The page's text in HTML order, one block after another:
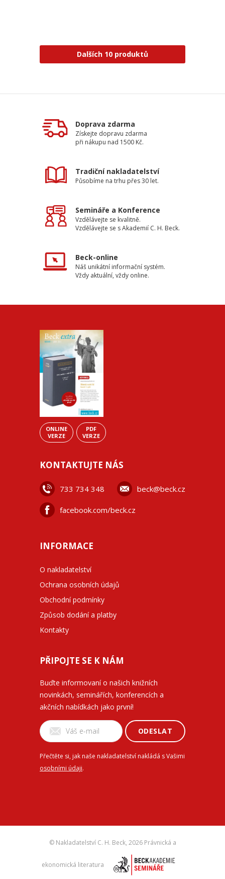
Dalších 10 produktů
Doprava zdarma
Získejte dopravu zdarma
při nákupu nad 1500 Kč.
Tradiční nakladatelství
Působíme na trhu přes 30 let.
Semináře a Konference
Vzdělávejte se kvalitně.
Vzdělávejte se s Akademií C. H. Beck.
Beck-online
Náš unikátní informační systém.
Vždy aktuální, vždy online.
ONLINE
VERZE
PDF
VERZE
KONTAKTUJTE NÁS
733 734 348 beck@beck.cz
facebook.com/beck.cz
INFORMACE
O nakladatelství
Ochrana osobních údajů
Obchodní podmínky
Způsob dodání a platby
Kontakty
PŘIPOJTE SE K NÁM
Buďte informovaní o našich knižních
novinkách, seminářích, konferencích a
akčních nabídkách jako první!
ODESLAT
Přečtěte si, jak naše nakladatelství nakládá s Vašimi
osobními údaji.
© Nakladatelství C. H. Beck, 2026 Právnická a
ekonomická literatura